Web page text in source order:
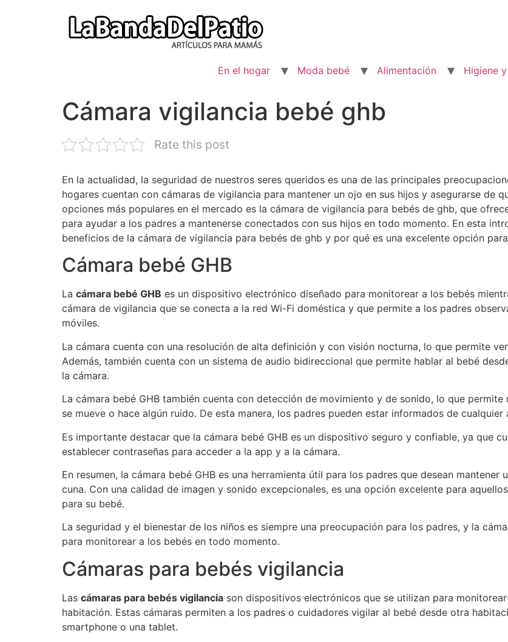
En el hogar Moda bebé Alimentación Higiene
Cámara vigilancia bebé ghb
Rate this post
En la actualidad, la seguridad de nuestros seres queridos es una de las principales
hogares cuentan con cámaras de vigilancia para mantener un ojo en sus hijos y asegurarse de
opciones más populares en el mercado es la cámara de vigilancia para bebés de ghb, que
para ayudar a los padres a mantenerse conectados con sus hijos en todo momento. En esta
beneficios de la cámara de vigilancia para bebés de ghb y por qué es una excelente opción
Cámara bebé GHB
La cámara bebé GHB es un dispositivo electrónico diseñado para monitorear a los bebés
cámara de vigilancia que se conecta a la red Wi-Fi doméstica y que permite a los padres
móviles.
La cámara cuenta con una resolución de alta definición y con visión nocturna, lo que permite
Además, también cuenta con un sistema de audio bidireccional que permite hablar al bebé
la cámara.
La cámara bebé GHB también cuenta con detección de movimiento y de sonido, lo que
se mueve o hace algún ruido. De esta manera, los padres pueden estar informados de
Es importante destacar que la cámara bebé GHB es un dispositivo seguro y confiable, ya que
establecer contraseñas para acceder a la app y a la cámara.
En resumen, la cámara bebé GHB es una herramienta útil para los padres que desean
cuna. Con una calidad de imagen y sonido excepcionales, es una opción excelente para
para su bebé.
La seguridad y el bienestar de los niños es siempre una preocupación para los padres, y la
para monitorear a los bebés en todo momento.
Cámaras para bebés vigilancia
Las cámaras para bebés vigilancia son dispositivos electrónicos que se utilizan para
habitación. Estas cámaras permiten a los padres o cuidadores vigilar al bebé desde otra
smartphone o una tablet.